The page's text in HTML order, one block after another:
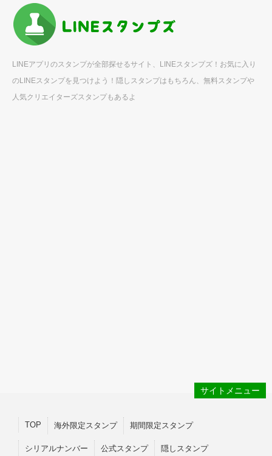
LINEアプリのスタンプが全部探せるサイト、LINEスタンプズ！お気に入り
のLINEスタンプを見つけよう！隠しスタンプはもちろん、無料スタンプや
人気クリエイターズスタンプもあるよ
サイトメニュー
TOP 海外限定スタンプ 期間限定スタンプ
シリアルナンバー 公式スタンプ 隠しスタンプ